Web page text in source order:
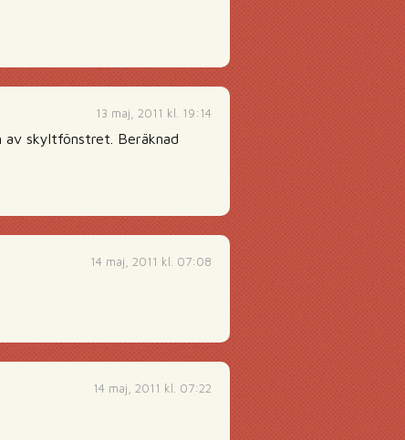
13 maj, 2011 kl. 19:14
skyltfönstret. Beräknad
14 maj, 2011 kl. 07:08
14 maj, 2011 kl. 07:22